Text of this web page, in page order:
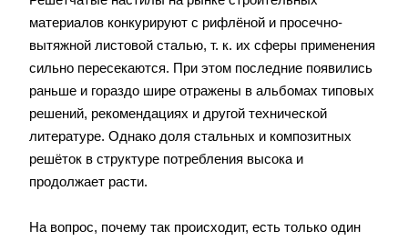
материалов конкурируют с рифлёной и просечно-
вытяжной листовой сталью, т. к. их сферы применения
сильно пересекаются. При этом последние появились
раньше и гораздо шире отражены в альбомах типовых
решений, рекомендациях и другой технической
литературе. Однако доля стальных и композитных
решёток в структуре потребления высока и
продолжает расти.
На вопрос, почему так происходит, есть только один